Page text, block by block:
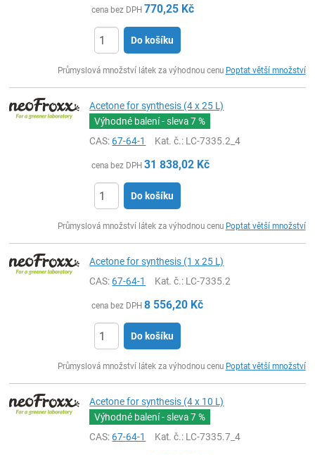
cena bez DPH 770,25 Kč
Do košíku
Průmyslová množství látek za výhodnou cenu Poptat větší množství
Acetone for synthesis (4 x 25 L)
Výhodné balení - sleva7 %
CAS:67-64-1 Kat. č.: LC-7335.2_4
cena bez DPH 31 838,02 Kč
Do košíku
Průmyslová množství látek za výhodnou cenu Poptat větší množství
Acetone for synthesis (1 x 25 L)
CAS:67-64-1 Kat. č.: LC-7335.2
cena bez DPH 8 556,20 Kč
Do košíku
Průmyslová množství látek za výhodnou cenu Poptat větší množství
Acetone for synthesis (4 x 10 L)
Výhodné balení - sleva7 %
CAS:67-64-1 Kat. č.: LC-7335.7_4